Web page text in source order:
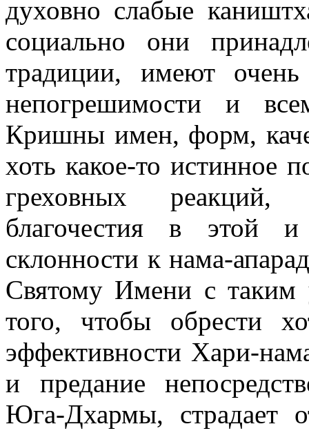
духовно слабые
социально они
традиции, имеют
непогрешимости и
Кришны имен, форм,
хоть какое-то истинное
греховных реакций,
благочестия в этой
склонности к нама-
Святому Имени с таким
того, чтобы обрести
эффективности Хари-
и предание
Юга-Дхармы, страдает